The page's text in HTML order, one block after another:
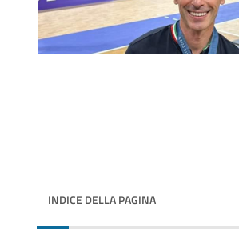
INDICE DELLA PAGINA